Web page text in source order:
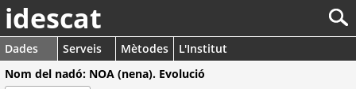
idescat
Dades Serveis Mètodes
L'Institut
Nom del nadó: NOA (nena). Evolució